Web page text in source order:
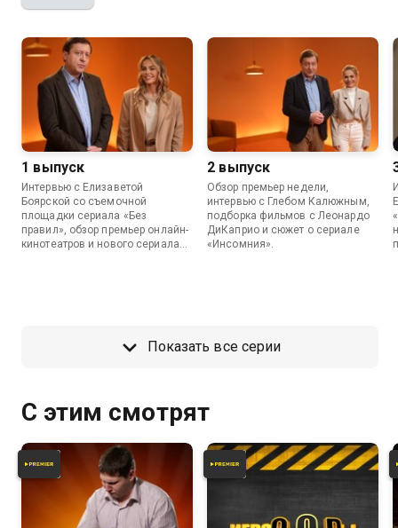
1 выпуск
Интервью с Елизаветой
Боярской со съемочной
площадки сериала «Без
правил», обзор премьер онлайн-
кинотеатров и нового сериала
2 выпуск
Обзор премьер недели,
интервью с Глебом Калюжным,
подборка фильмов с Леонардо
ДиКаприо и сюжет о сериале
«Инсомния».
Показать все серии
С этим смотрят